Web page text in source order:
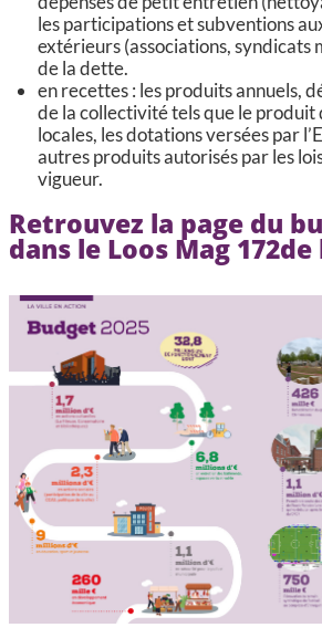
les participations et subventions
extérieurs (associations, syndicats
de la dette.
en recettes : les produits annuels,
de la collectivité tels que le produit
locales, les dotations versées par
autres produits autorisés par les
vigueur.
Retrouvez la page du
dans le Loos Mag